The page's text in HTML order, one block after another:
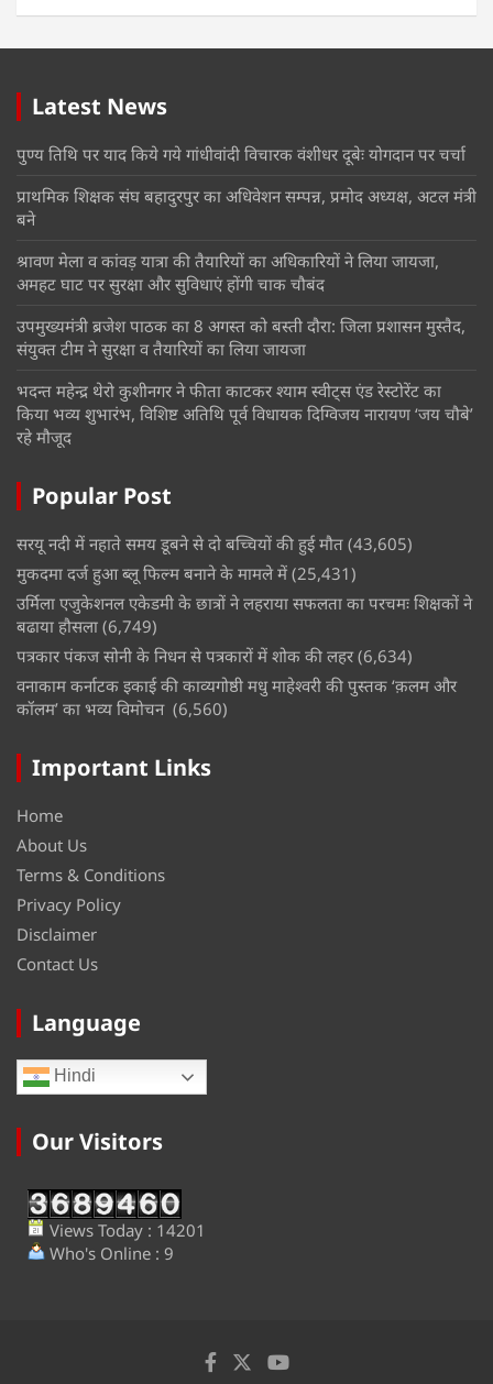
Latest News
पुण्य तिथि पर याद किये गये गांधीवांदी विचारक वंशीधर दूबेः योगदान पर चर्चा
प्राथमिक शिक्षक संघ बहादुरपुर का अधिवेशन सम्पन्न, प्रमोद अध्यक्ष, अटल मंत्री
बने
श्रावण मेला व कांवड़ यात्रा की तैयारियों का अधिकारियों ने लिया जायजा,
अमहट घाट पर सुरक्षा और सुविधाएं होंगी चाक चौबंद
उपमुख्यमंत्री ब्रजेश पाठक का 8 अगस्त को बस्ती दौरा: जिला प्रशासन मुस्तैद,
संयुक्त टीम ने सुरक्षा व तैयारियों का लिया जायजा
भदन्त महेन्द्र थेरो कुशीनगर ने फीता काटकर श्याम स्वीट्स एंड रेस्टोरेंट का
किया भव्य शुभारंभ, विशिष्ट अतिथि पूर्व विधायक दिग्विजय नारायण ‘जय चौबे’
रहे मौजूद
Popular Post
सरयू नदी में नहाते समय डूबने से दो बच्चियों की हुई मौत (43,605)
मुकदमा दर्ज हुआ ब्लू फिल्म बनाने के मामले में (25,431)
उर्मिला एजुकेशनल एकेडमी के छात्रों ने लहराया सफलता का परचमः शिक्षकों ने
बढाया हौसला (6,749)
पत्रकार पंकज सोनी के निधन से पत्रकारों में शोक की लहर (6,634)
वनाकाम कर्नाटक इकाई की काव्यगोष्ठी मधु माहेश्वरी की पुस्तक ‘क़लम और
कॉलम’ का भव्य विमोचन (6,560)
Important Links
Home
About Us
Terms & Conditions
Privacy Policy
Disclaimer
Contact Us
Language
Hindi
Our Visitors
Views Today : 14201
Who's Online : 9